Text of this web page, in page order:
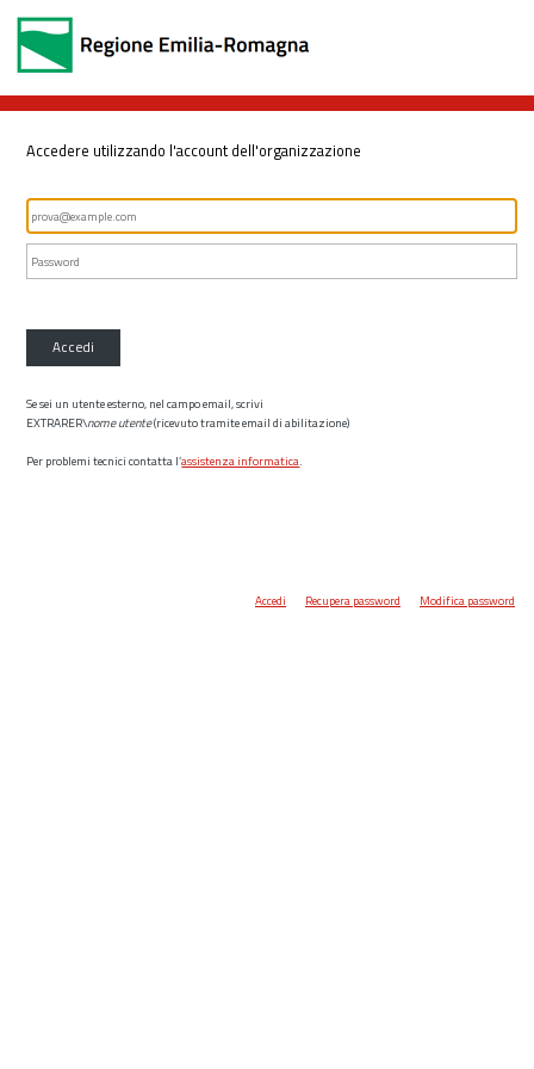
Accedere utilizzando l'account dell'organizzazione
Accedi
Se sei un utente esterno, nel campo email, scrivi
EXTRARER\nome utente(ricevuto tramite email di abilitazione)
Per problemi tecnici contatta l’assistenza informatica.
Accedi Recupera password Modifica password